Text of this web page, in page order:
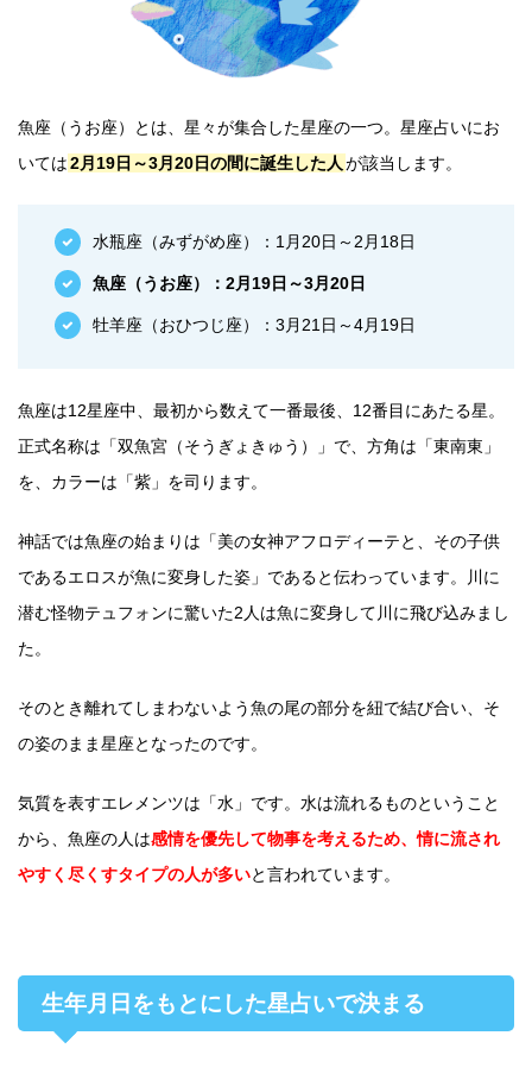
魚座（うお座）とは、星々が集合した星座の一つ。星座占いにお
いては2月19日～3月20日の間に誕生した人が該当します。
水瓶座（みずがめ座）：1月20日～2月18日
魚座（うお座）：2月19日～3月20日
牡羊座（おひつじ座）：3月21日～4月19日
魚座は12星座中、最初から数えて一番最後、12番目にあたる星。
正式名称は「双魚宮（そうぎょきゅう）」で、方角は「東南東」
を、カラーは「紫」を司ります。
神話では魚座の始まりは「美の女神アフロディーテと、その子供
であるエロスが魚に変身した姿」であると伝わっています。川に
潜む怪物テュフォンに驚いた2人は魚に変身して川に飛び込みまし
た。
そのとき離れてしまわないよう魚の尾の部分を紐で結び合い、そ
の姿のまま星座となったのです。
気質を表すエレメンツは「水」です。水は流れるものということ
から、魚座の人は感情を優先して物事を考えるため、情に流され
やすく尽くすタイプの人が多いと言われています。
生年月日をもとにした星占いで決まる